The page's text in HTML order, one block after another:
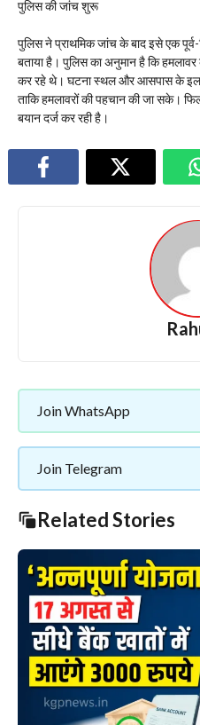
​पुलिस की जांच शुरू
​पुलिस ने प्राथमिक जांच के बाद इसे एक
बताया है। पुलिस का अनुमान है कि
कर रहे थे। घटना स्थल और आसपास के
ताकि हमलावरों की पहचान की जा सके।
बयान दर्ज कर रही है।
Join WhatsApp
Join Telegram
Related Stories